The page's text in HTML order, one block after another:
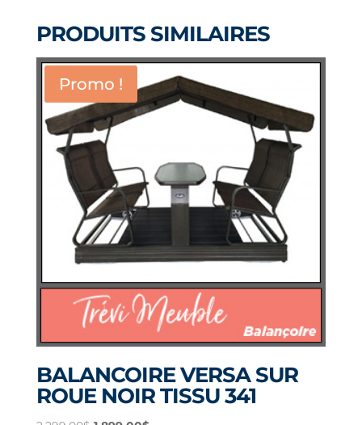
GRIS
PALE
PRODUITS SIMILAIRES
Promo !
BALANCOIRE VERSA SUR
ROUE NOIR TISSU 341